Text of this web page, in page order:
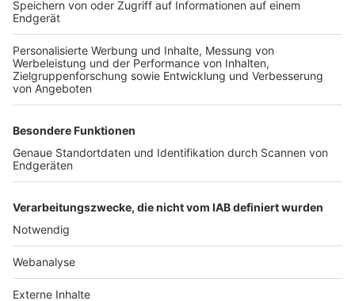
TOP-VEREINE
TOP-PARTNER
Nutzungsbedingungen Datenschutz Impressum